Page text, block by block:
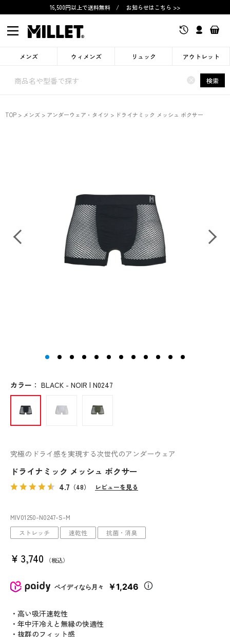
16,500円以上で送料無料 / お知らせはこちら >>
メンズ ウィメンズ リュック アウトレット
× 検索
TOP メンズ アンダーウェア・タイツ ドライナミック メッシュ ボクサー
究極のドライ感を実現する次世代のアンダーウェア
ドライナミック メッシュ ボクサー
4.7 （48） レビューを見る
MIV01250-N0247-S-M
ストレッチ
速乾性 抗菌・消臭
¥ 3,740 税込
ペイディなら月々 ￥1,246
・高い吸汗速乾性
・年中汗冷えと無縁の快適性
・抜群のフィット感
カラー ： BLACK - NOIR | N0247